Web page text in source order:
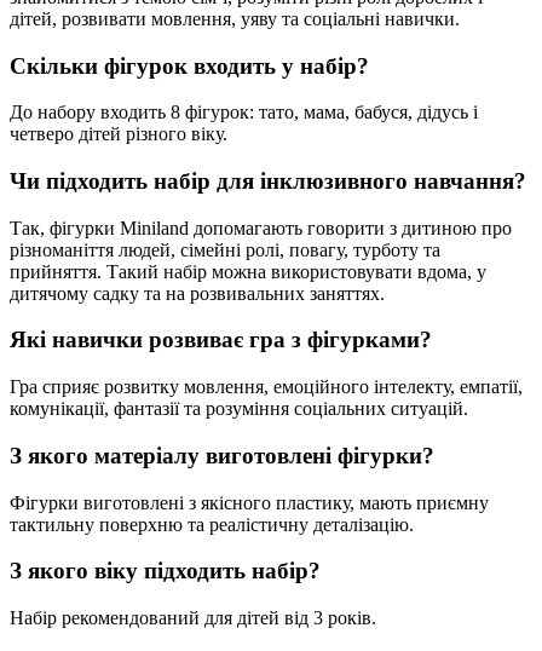
дітей, розвивати мовлення, уяву та соціальні навички.
Скільки фігурок входить у набір?
До набору входить 8 фігурок: тато, мама, бабуся, дідусь і
четверо дітей різного віку.
Чи підходить набір для інклюзивного навчання?
Так, фігурки Miniland допомагають говорити з дитиною про
різноманіття людей, сімейні ролі, повагу, турботу та
прийняття. Такий набір можна використовувати вдома, у
дитячому садку та на розвивальних заняттях.
Які навички розвиває гра з фігурками?
Гра сприяє розвитку мовлення, емоційного інтелекту, емпатії,
комунікації, фантазії та розуміння соціальних ситуацій.
З якого матеріалу виготовлені фігурки?
Фігурки виготовлені з якісного пластику, мають приємну
тактильну поверхню та реалістичну деталізацію.
З якого віку підходить набір?
Набір рекомендований для дітей від 3 років.